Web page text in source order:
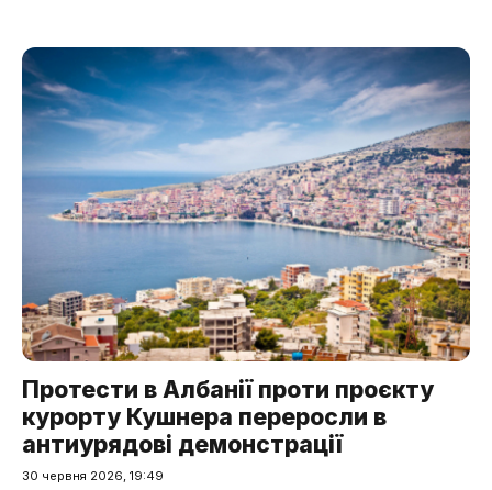
Протести в Албанії проти проєкту
курорту Кушнера переросли в
антиурядові демонстрації
30 червня 2026, 19:49